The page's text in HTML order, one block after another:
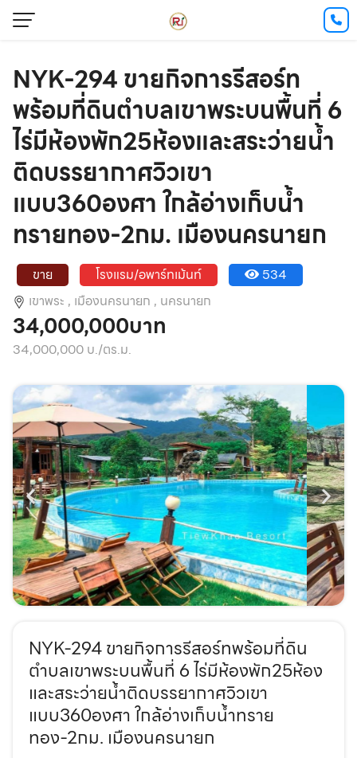
NYK-294 ขายกิจการรีสอร์ท
พร้อมที่ดินตำบลเขาพระบนพื้นที่ 6
ไร่มีห้องพัก25ห้องและสระว่ายน้ำ
ติดบรรยากาศวิวเขา
แบบ360องศา ใกล้อ่างเก็บน้ำ
ทรายทอง-2กม. เมืองนครนายก
ขาย โรงแรม/อพาร์ทเม้นท์
534
เขาพระ , เมืองนครนายก , นครนายก
34,000,000บาท
34,000,000 บ./ตร.ม.
NYK-294 ขายกิจการรีสอร์ทพร้อมที่ดิน
ตำบลเขาพระบนพื้นที่ 6 ไร่มีห้องพัก25ห้อง
และสระว่ายน้ำติดบรรยากาศวิวเขา
แบบ360องศา ใกล้อ่างเก็บน้ำทราย
ทอง-2กม. เมืองนครนายก